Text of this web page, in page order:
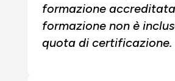
formazione
formazione non è
quota di certificazione.